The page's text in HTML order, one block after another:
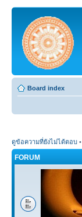
Board index
ดูข้อความที่ยังไม่ได้ตอบ •
FORUM